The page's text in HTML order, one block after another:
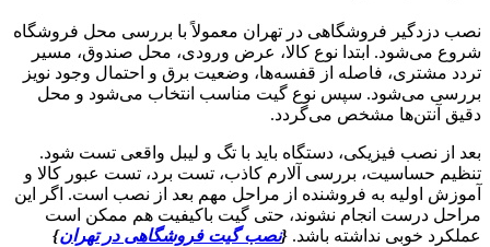
نصب دزدگیر فروشگاهی در تهران معمولاً با بررسی محل فروشگاه
شروع می‌شود. ابتدا نوع کالا، عرض ورودی، محل صندوق، مسیر
تردد مشتری، فاصله از قفسه‌ها، وضعیت برق و احتمال وجود نویز
بررسی می‌شود. سپس نوع گیت مناسب انتخاب می‌شود و محل
دقیق آنتن‌ها مشخص می‌گردد.
بعد از نصب فیزیکی، دستگاه باید با تگ و لیبل واقعی تست شود.
تنظیم حساسیت، بررسی آلارم کاذب، تست برد، تست عبور کالا و
آموزش اولیه به فروشنده از مراحل مهم بعد از نصب است. اگر این
مراحل درست انجام نشوند، حتی گیت باکیفیت هم ممکن است
عملکرد خوبی نداشته باشد. {نصب گیت فروشگاهی در تهران}